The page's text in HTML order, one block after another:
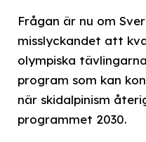
Frågan är nu om
misslyckandet att
olympiska
program som kan
när skidalpinism
programmet 2030.